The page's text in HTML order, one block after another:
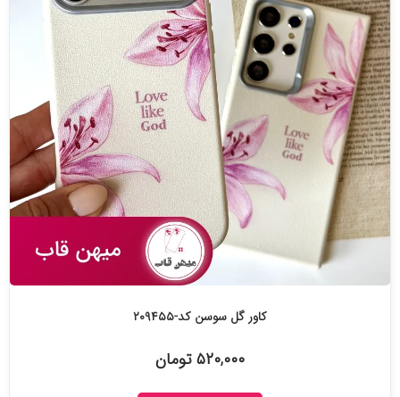
کاور گل سوسن کد-۲۰۹۴۵۵
۵۲۰,۰۰۰ تومان